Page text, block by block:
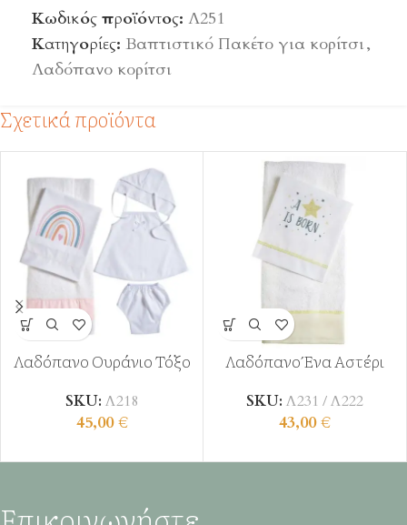
Κωδικός προϊόντος: Λ251
Κατηγορίες: Βαπτιστικό Πακέτο για κορίτσι,
Λαδόπανο κορίτσι
Σχετικά προϊόντα
Λαδόπανο Ουράνιο Τόξο
SKU: Λ218
45,00€
Λαδόπανο Ένα Αστέρι
SKU: Λ231 / Λ222
43,00€